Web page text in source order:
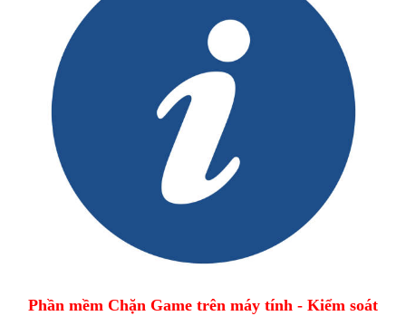
Phần mềm Chặn Game trên máy tính - Kiểm soát